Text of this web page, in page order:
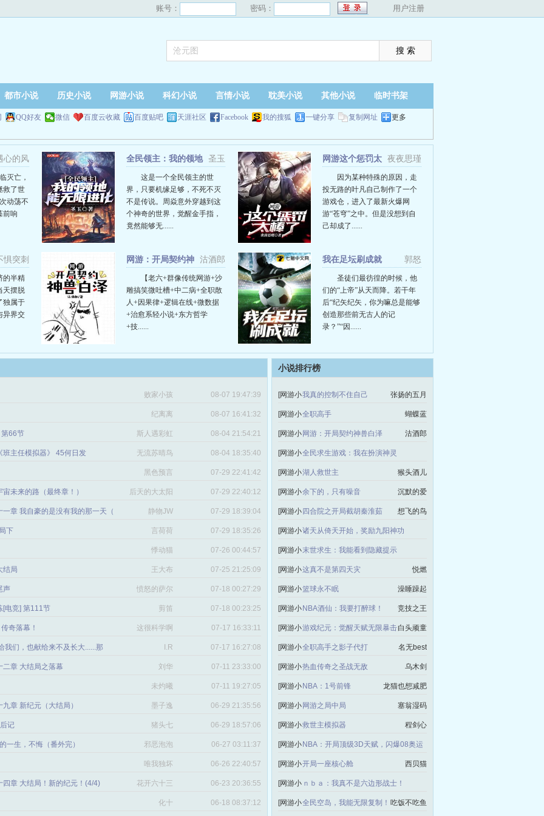
账号： 密码： 用户注册
都市小说 历史小说 网游小说 科幻小说 言情小说 耽美小说 其他小说 临时书架
QQ好友 微信 百度云收藏 百度贴吧 天涯社区 Facebook 我的搜狐 一键分享 复制网址 更多
心的风
灭亡，
救了世
动荡不
前响
圣玉
全民领主：我的领地
能无限进化
这是一个全民领主的世
界，只要机缘足够，不死不灭
不是传说。周焱意外穿越到这
个神奇的世界，觉醒金手指，
竟然能够无......
夜夜思瑾
网游这个惩罚太
棒了因为某种特殊的原因，走
投无路的叶凡自己制作了一个
游戏仓，进入了最新火爆网
游“苍穹”之中。但是没想到自
己却成了......
惧突刺
的半精
天摆脱
独属于
界交
沽酒郎
网游：开局契约神
兽白泽【老六+群像传统网游+沙
雕搞笑微吐槽+中二病+全职散
人+因果律+逻辑在线+微数据
+治愈系轻小说+东方哲学
+技......
郭怒
我在足坛刷成就
圣徒们最彷徨的时候，他
们的“上帝”从天而降。若干年
后“纪矢纪矢，你为嘛总是能够
创造那些前无古人的记
录？”“因......
败家小孩 08-07 19:47:39
纪离离 08-07 16:41:32
第66节 斯人遇彩虹 08-04 21:54:21
班主任模拟器》 45何日发 无流苏晴鸟 08-04 18:35:40
黑色预言 07-29 22:41:42
未来的路（最终章！） 后天的大太阳 07-29 22:40:12
一章 我自豪的是没有我的那一天（ 静物JW 07-29 18:39:04
下 言荷荷 07-29 18:35:26
悸动猫 07-26 00:44:57
结局 王大布 07-25 21:25:09
声 愤怒的萨尔 07-18 00:27:29
[电竞] 第111节 剪笛 07-18 00:23:25
奇落幕！ 这很科学啊 07-17 16:33:11
我们，也献给来不及长大......那 I.R 07-17 16:27:08
二章 大结局之落幕 刘华 07-11 23:33:00
未灼曦 07-11 19:27:05
章 新纪元（大结局） 墨子逸 06-29 21:35:56
记 猪头七 06-29 18:57:06
一生，不悔（番外完） 邪恶泡泡 06-27 03:11:37
唯我独坏 06-26 22:40:57
四章 大结局！新的纪元！(4/4) 花开六十三 06-23 20:36:55
化十 06-18 08:37:12
小说排行榜
[网游小
说]
我真的控制不住自己 张扬的五月
[网游小
说]
全职高手 蝴蝶蓝
[网游小
说]
网游：开局契约神兽白泽 沽酒郎
[网游小
说]
全民求生游戏：我在扮演神灵
枪锁剑·玉追龙
[网游小
说]
湖人救世主 猴头酒儿
[网游小
说]
余下的，只有噪音 沉默的爱
[网游小
说]
四合院之开局截胡秦淮茹 想飞的鸟
[网游小
说]
诸天从倚天开始，奖励九阳神功
[网游小
说]
末世求生：我能看到隐藏提示
我能打十个
[网游小
说]
这真不是第四天灾 悦燃
[网游小
说]
篮球永不眠 澡睡躁起
[网游小
说]
NBA酒仙：我要打醉球！ 竞技之王
[网游小
说]
游戏纪元：觉醒天赋无限暴击白头顽童
[网游小
说]
全职高手之影子代打 名无best
[网游小
说]
热血传奇之圣战无敌 乌木剑
[网游小
说]
NBA：1号前锋 龙猫也想减肥
[网游小
说]
网游之局中局 塞翁湿码
[网游小
说]
救世主模拟器 程剑心
[网游小
说]
NBA：开局顶级3D天赋，闪爆08奥运
贺老六
[网游小
说]
开局一座核心舱 西贝猫
[网游小
说]
ｎｂａ：我真不是六边形战士！
我说西瓜不保熟
[网游小全民空岛，我能无限复制！ 吃饭不吃鱼